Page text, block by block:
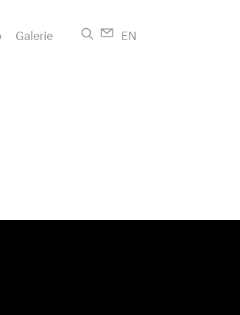
Galerie EN